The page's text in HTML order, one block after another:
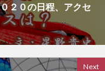
２０の日程、アクセ
Next